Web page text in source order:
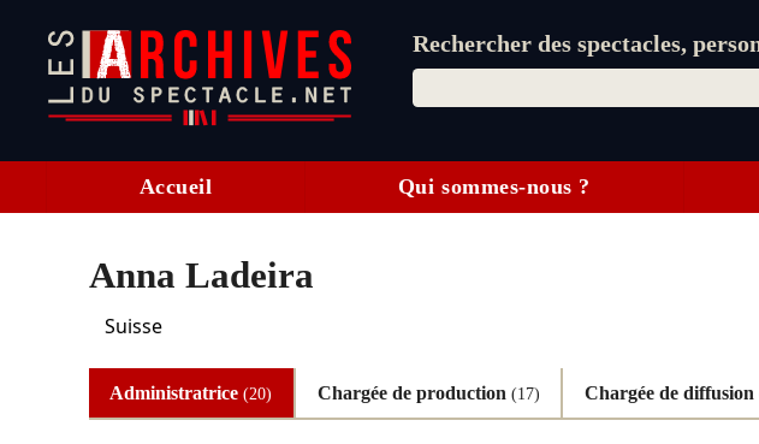
Rechercher des spectacles,
Accueil Qui sommes-nous ?
Anna Ladeira
Suisse
Administratrice(20) Chargée de production (17) Chargée de diffusion